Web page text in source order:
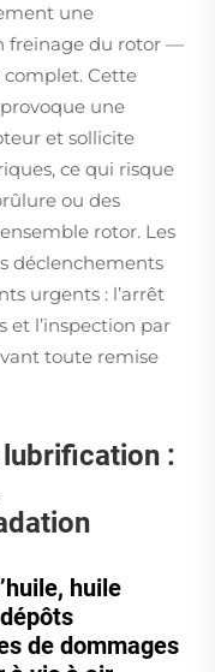
une
freinage du rotor —
complet. Cette
une
et sollicite
ce qui risque
ou des
rotor. Les
déclenchements
urgents : l’arrêt
et l’inspection par
toute remise
:
huile
de dommages